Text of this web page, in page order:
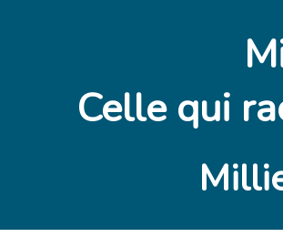
Celle qui